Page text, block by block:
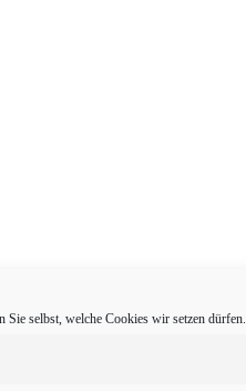
Sie selbst, welche Cookies wir setzen dürfen.